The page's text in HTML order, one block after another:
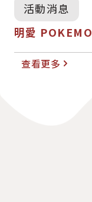
活動消息
明愛
查看更多